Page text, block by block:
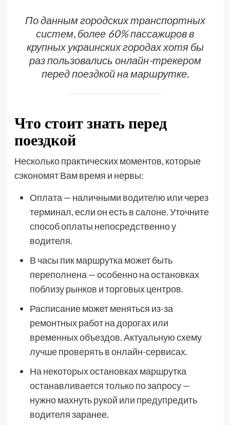
По данным городских транспортных
систем, более 60% пассажиров в
крупных украинских городах хотя бы
раз пользовались онлайн-трекером
перед поездкой на маршрутке.
Что стоит знать перед
поездкой
Несколько практических моментов, которые
сэкономят Вам время и нервы:
Оплата — наличными водителю или через
терминал, если он есть в салоне. Уточните
способ оплаты непосредственно у
водителя.
В часы пик маршрутка может быть
переполнена — особенно на остановках
поблизу рынков и торговых центров.
Расписание может меняться из-за
ремонтных работ на дорогах или
временных объездов. Актуальную схему
лучше проверять в онлайн-сервисах.
На некоторых остановках маршрутка
останавливается только по запросу —
нужно махнуть рукой или предупредить
водителя заранее.